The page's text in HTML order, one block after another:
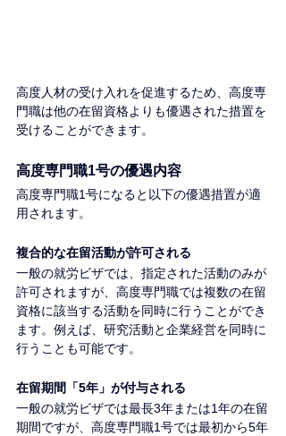
高度人材の受け入れを促進するため、高度専
門職は他の在留資格よりも優遇された措置を
受けることができます。
高度専門職1号の優遇内容
高度専門職1号になると以下の優遇措置が適
用されます。
複合的な在留活動が許可される
一般の就労ビザでは、指定された活動のみが
許可されますが、高度専門職では複数の在留
資格に該当する活動を同時に行うことができ
ます。例えば、研究活動と企業経営を同時に
行うことも可能です。
在留期間「5年」が付与される
一般の就労ビザでは最長3年または1年の在留
期間ですが、高度専門職1号では最初から5年